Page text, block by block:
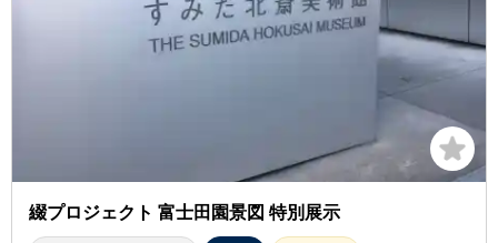
綴プロジェクト 富士田園景図 特別展示